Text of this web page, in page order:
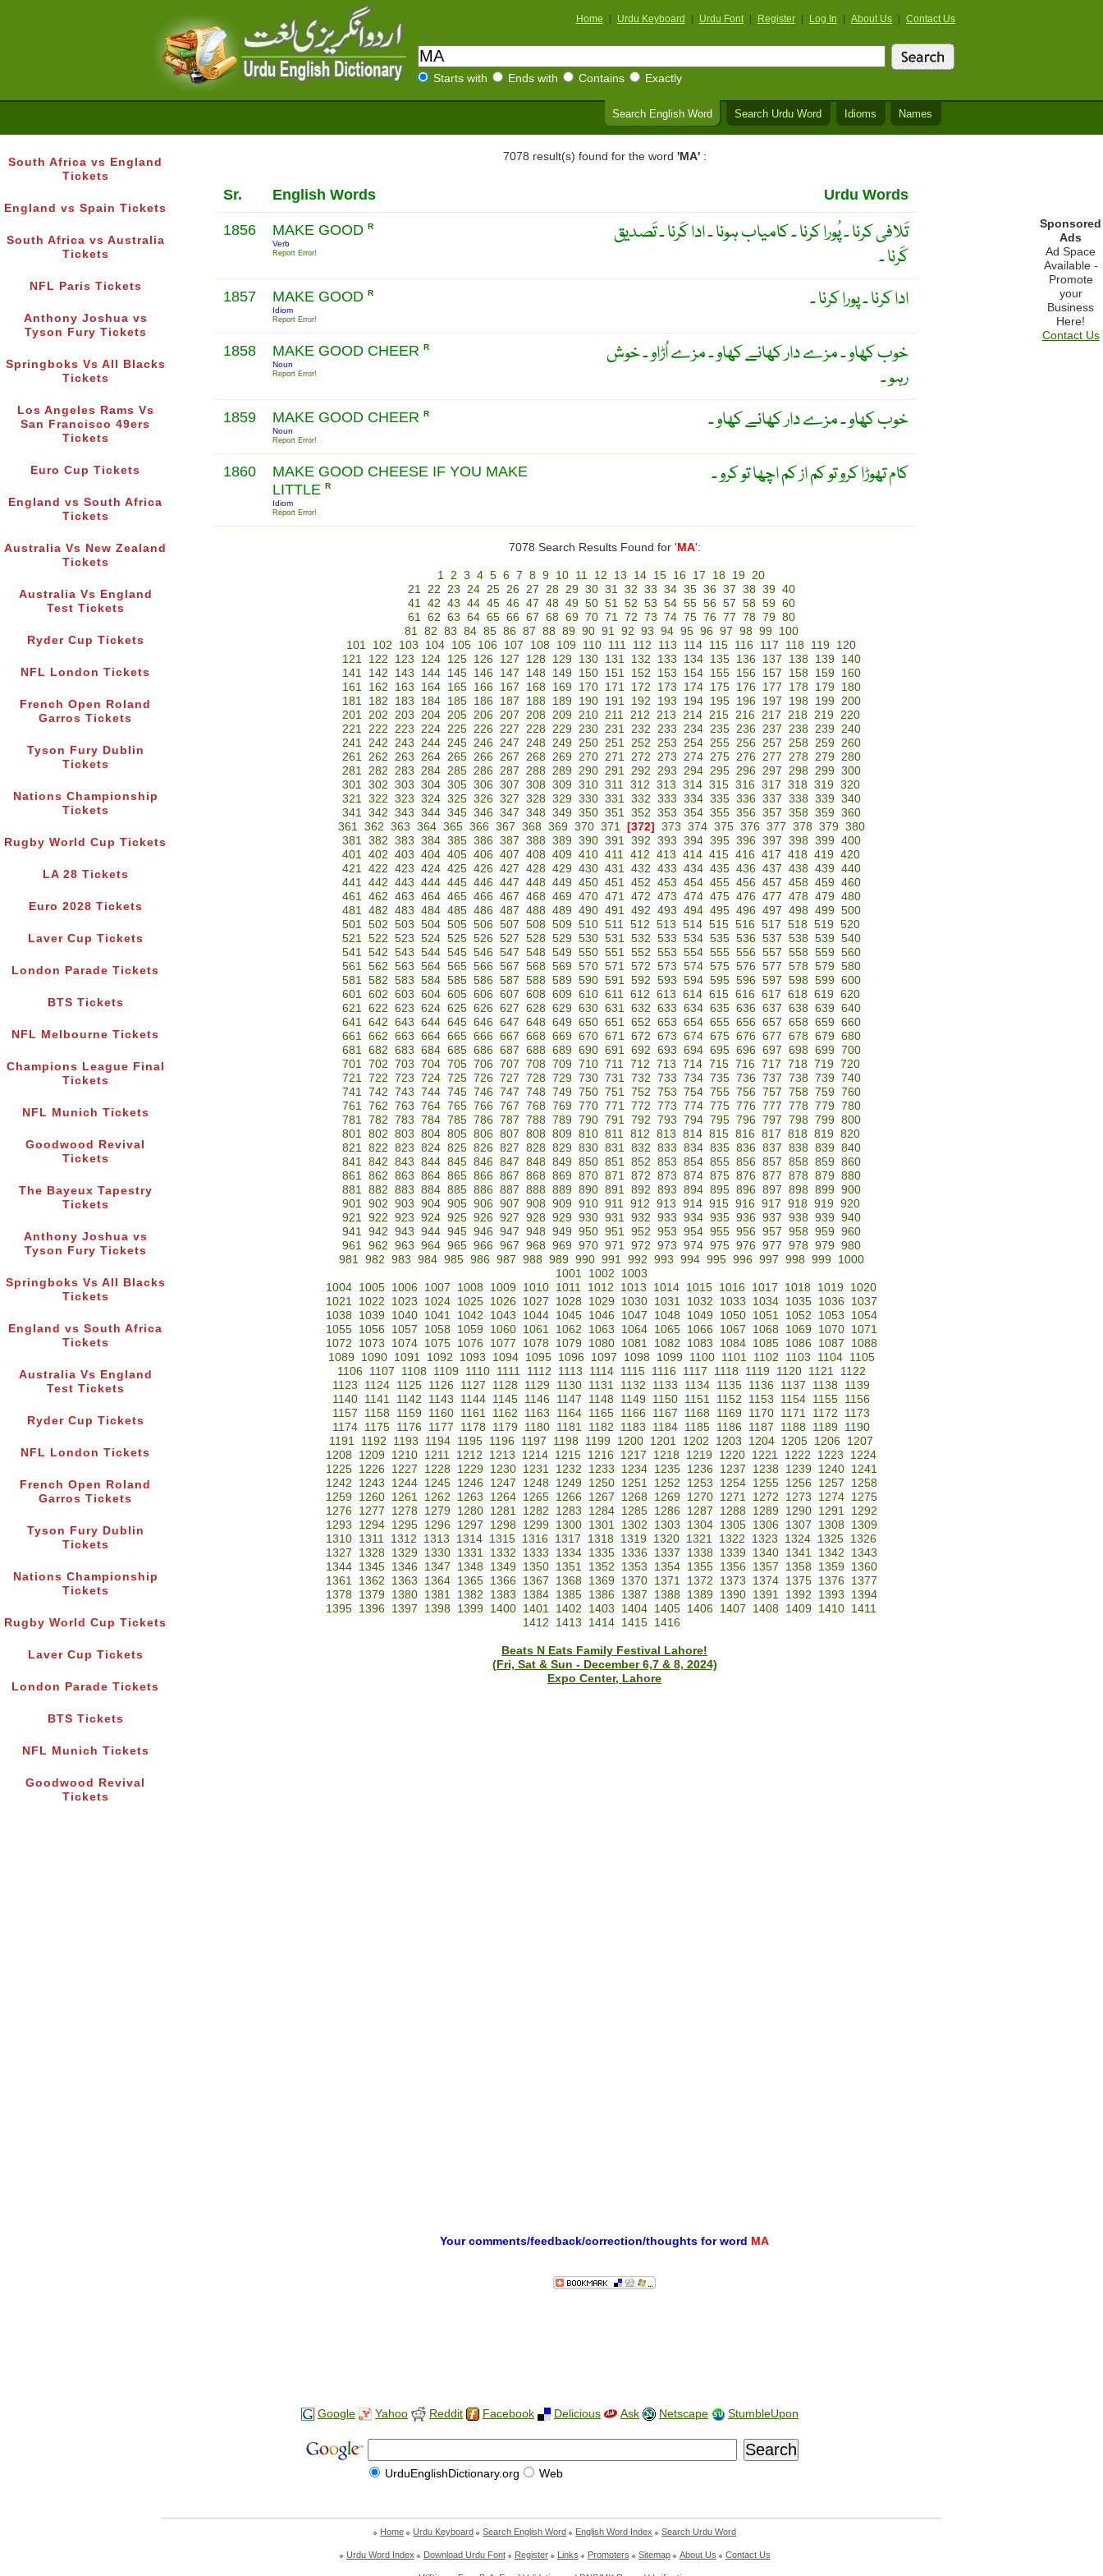
Home Urdu Keyboard Urdu Font Register Log In About Us Contact Us
Starts with Ends with Contains Exactly
Search English Word Search Urdu Word Idioms Names
South Africa vs England
Tickets
England vs Spain Tickets
South Africa vs Australia
Tickets
NFL Paris Tickets
Anthony Joshua vs
Tyson Fury Tickets
Springboks Vs All Blacks
Tickets
Los Angeles Rams Vs
San Francisco 49ers
Tickets
Euro Cup Tickets
England vs South Africa
Tickets
Australia Vs New Zealand
Tickets
Australia Vs England
Test Tickets
Ryder Cup Tickets
NFL London Tickets
French Open Roland
Garros Tickets
Tyson Fury Dublin
Tickets
Nations Championship
Tickets
Rugby World Cup Tickets
LA 28 Tickets
Euro 2028 Tickets
Laver Cup Tickets
London Parade Tickets
BTS Tickets
NFL Melbourne Tickets
Champions League Final
Tickets
NFL Munich Tickets
Goodwood Revival
Tickets
The Bayeux Tapestry
Tickets
Anthony Joshua vs
Tyson Fury Tickets
Springboks Vs All Blacks
Tickets
England vs South Africa
Tickets
Australia Vs England
Test Tickets
Ryder Cup Tickets
NFL London Tickets
French Open Roland
Garros Tickets
Tyson Fury Dublin
Tickets
Nations Championship
Tickets
Rugby World Cup Tickets
Laver Cup Tickets
London Parade Tickets
BTS Tickets
NFL Munich Tickets
Goodwood Revival
Tickets
7078 result(s) found for the word 'MA':
Sr. English Words Urdu Words
1856 MAKE GOOD R
Verb
Report Error!
تَلافی کرنا ۔ پُورا کرنا ۔ کامیاب ہونا ۔ ادا کَرنا ۔ تَصدیق
کَرنا ۔
1857 MAKE GOOD R
Idiom
Report Error!
ادا کرنا ۔ پورا کرنا ۔
1858 MAKE GOOD CHEER R
Noun
Report Error!
خوب کھاو ۔ مزے دار کھانے کھاو ۔ مزے اُڑاو ۔ خوش
رہو ۔
1859 MAKE GOOD CHEER R
Noun
Report Error!
خوب کھاو ۔ مزے دار کھانے کھاو ۔
1860
MAKE GOOD CHEESE IF YOU MAKE
LITTLE R
Idiom
Report Error!
کام تھوڑا کرو تو کم از کم اچھا تو کرو ۔
7078 Search Results Found for ' MA':
1 2 3 4 5 6 7 8 9 10 11 12 13 14 15 16 17 18 19 20
21 22 23 24 25 26 27 28 29 30 31 32 33 34 35 36 37 38 39 40
41 42 43 44 45 46 47 48 49 50 51 52 53 54 55 56 57 58 59 60
61 62 63 64 65 66 67 68 69 70 71 72 73 74 75 76 77 78 79 80
81 82 83 84 85 86 87 88 89 90 91 92 93 94 95 96 97 98 99
100
101 102 103 104 105 106 107 108 109 110 111 112 113 114 115 116 117 118 119 120
121
122 123 124 125 126 127 128 129 130 131 132 133 134 135 136 137 138 139
140
141
142 143 144 145 146 147 148 149 150 151 152 153 154 155 156 157 158 159
160
161
162 163 164 165 166 167 168 169 170 171 172 173 174 175 176 177 178 179
180
181
182 183 184 185 186 187 188 189 190 191 192 193 194 195 196 197 198 199 200
201 202 203 204 205 206 207 208 209 210 211 212 213 214 215 216 217 218 219 220
221 222 223 224 225 226 227 228 229 230 231 232 233 234 235 236 237 238 239 240
241 242 243 244 245 246 247 248 249 250 251 252 253 254 255 256 257 258 259 260
261 262 263 264 265 266 267 268 269 270 271 272 273 274 275 276 277 278 279 280
281 282 283 284 285 286 287 288 289 290 291 292 293 294 295 296 297 298 299 300
301 302 303 304 305 306 307 308 309 310 311 312 313 314 315 316 317 318 319 320
321 322 323 324 325 326 327 328 329 330 331 332 333 334 335 336 337 338 339 340
341 342 343 344 345 346 347 348 349 350 351 352 353 354 355 356 357 358 359 360
361 362 363 364 365 366 367 368 369 370 371 [372] 373 374 375 376 377 378 379 380
381 382 383 384 385 386 387 388 389 390 391 392 393 394 395 396 397 398 399 400
401 402 403 404 405 406 407 408 409 410 411 412 413 414 415 416 417 418 419 420
421 422 423 424 425 426 427 428 429 430 431 432 433 434 435 436 437 438 439 440
441 442 443 444 445 446 447 448 449 450 451 452 453 454 455 456 457 458 459 460
461 462 463 464 465 466 467 468 469 470 471 472 473 474 475 476 477 478 479 480
481 482 483 484 485 486 487 488 489 490 491 492 493 494 495 496 497 498 499 500
501 502 503 504 505 506 507 508 509 510 511 512 513 514 515 516 517 518 519 520
521 522 523 524 525 526 527 528 529 530 531 532 533 534 535 536 537 538 539 540
541 542 543 544 545 546 547 548 549 550 551 552 553 554 555 556 557 558 559 560
561 562 563 564 565 566 567 568 569 570 571 572 573 574 575 576 577 578 579 580
581 582 583 584 585 586 587 588 589 590 591 592 593 594 595 596 597 598 599 600
601 602 603 604 605 606 607 608 609 610 611 612 613 614 615 616 617 618 619 620
621 622 623 624 625 626 627 628 629 630 631 632 633 634 635 636 637 638 639 640
641 642 643 644 645 646 647 648 649 650 651 652 653 654 655 656 657 658 659 660
661 662 663 664 665 666 667 668 669 670 671 672 673 674 675 676 677 678 679 680
681 682 683 684 685 686 687 688 689 690 691 692 693 694 695 696 697 698 699 700
701 702 703 704 705 706 707 708 709 710 711 712 713 714 715 716 717 718 719 720
721 722 723 724 725 726 727 728 729 730 731 732 733 734 735 736 737 738 739 740
741 742 743 744 745 746 747 748 749 750 751 752 753 754 755 756 757 758 759 760
761 762 763 764 765 766 767 768 769 770 771 772 773 774 775 776 777 778 779 780
781 782 783 784 785 786 787 788 789 790 791 792 793 794 795 796 797 798 799 800
801 802 803 804 805 806 807 808 809 810 811 812 813 814 815 816 817 818 819 820
821 822 823 824 825 826 827 828 829 830 831 832 833 834 835 836 837 838 839 840
841 842 843 844 845 846 847 848 849 850 851 852 853 854 855 856 857 858 859 860
861 862 863 864 865 866 867 868 869 870 871 872 873 874 875 876 877 878 879 880
881 882 883 884 885 886 887 888 889 890 891 892 893 894 895 896 897 898 899 900
901 902 903 904 905 906 907 908 909 910 911 912 913 914 915 916 917 918 919 920
921 922 923 924 925 926 927 928 929 930 931 932 933 934 935 936 937 938 939 940
941 942 943 944 945 946 947 948 949 950 951 952 953 954 955 956 957 958 959 960
961 962 963 964 965 966 967 968 969 970 971 972 973 974 975 976 977 978 979 980
981 982 983 984 985 986 987 988 989 990 991 992 993 994 995 996 997 998 999
1000
1001
1002
1003
1004 1005 1006 1007 1008 1009 1010 1011 1012 1013 1014 1015 1016 1017 1018 1019 1020
1021
1022 1023 1024 1025 1026 1027 1028 1029 1030 1031 1032 1033 1034 1035 1036
1037
1038
1039 1040 1041 1042 1043 1044 1045 1046 1047 1048 1049 1050 1051 1052 1053
1054
1055
1056 1057 1058 1059 1060 1061 1062 1063 1064 1065 1066 1067 1068 1069 1070
1071
1072
1073 1074 1075 1076 1077 1078 1079 1080 1081 1082 1083 1084 1085 1086 1087
1088
1089
1090 1091 1092 1093 1094 1095 1096 1097 1098 1099 1100 1101 1102 1103 1104
1105
1106
1107 1108 1109 1110 1111 1112 1113 1114 1115 1116 1117 1118 1119 1120 1121
1122
1123
1124 1125 1126 1127 1128 1129 1130 1131 1132 1133 1134 1135 1136 1137 1138 1139
1140 1141 1142 1143 1144 1145 1146 1147 1148 1149 1150 1151 1152 1153 1154 1155 1156
1157
1158 1159 1160 1161 1162 1163 1164 1165 1166 1167 1168 1169 1170 1171 1172
1173
1174 1175 1176 1177 1178 1179 1180 1181 1182 1183 1184 1185 1186 1187 1188 1189 1190
1191 1192 1193 1194 1195 1196 1197 1198 1199 1200 1201 1202 1203 1204 1205 1206 1207
1208 1209 1210 1211 1212 1213 1214 1215 1216 1217 1218 1219 1220 1221 1222 1223
1224
1225
1226 1227 1228 1229 1230 1231 1232 1233 1234 1235 1236 1237 1238 1239 1240
1241
1242
1243 1244 1245 1246 1247 1248 1249 1250 1251 1252 1253 1254 1255 1256 1257
1258
1259
1260 1261 1262 1263 1264 1265 1266 1267 1268 1269 1270 1271 1272 1273 1274
1275
1276
1277 1278 1279 1280 1281 1282 1283 1284 1285 1286 1287 1288 1289 1290 1291
1292
1293
1294 1295 1296 1297 1298 1299 1300 1301 1302 1303 1304 1305 1306 1307 1308
1309
1310 1311 1312 1313 1314 1315 1316 1317 1318 1319 1320 1321 1322 1323 1324 1325 1326
1327
1328 1329 1330 1331 1332 1333 1334 1335 1336 1337 1338 1339 1340 1341 1342
1343
1344
1345 1346 1347 1348 1349 1350 1351 1352 1353 1354 1355 1356 1357 1358 1359
1360
1361
1362 1363 1364 1365 1366 1367 1368 1369 1370 1371 1372 1373 1374 1375 1376
1377
1378
1379 1380 1381 1382 1383 1384 1385 1386 1387 1388 1389 1390 1391 1392 1393
1394
1395 1396 1397 1398 1399 1400 1401 1402 1403 1404 1405 1406 1407 1408 1409 1410 1411
1412
1413 1414 1415 1416
Beats N Eats Family Festival Lahore!
(Fri, Sat & Sun - December 6,7 & 8, 2024)
Expo Center, Lahore
Your comments/feedback/correction/thoughts for word MA
Sponsored
Ads
Ad Space
Available -
Promote
your
Business
Here!
Contact Us
Google Yahoo Reddit Facebook Delicious Ask Netscape StumbleUpon
UrduEnglishDictionary.org Web
Home Urdu Keyboard Search English Word English Word Index Search Urdu Word
Urdu Word Index Download Urdu Font Register Links Promoters Sitemap About Us Contact Us